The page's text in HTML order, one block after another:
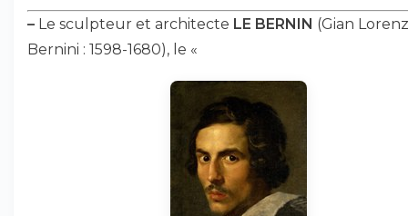
– Le sculpteur et architecte LE BERNIN (Gian
Bernini : 1598-1680), le «